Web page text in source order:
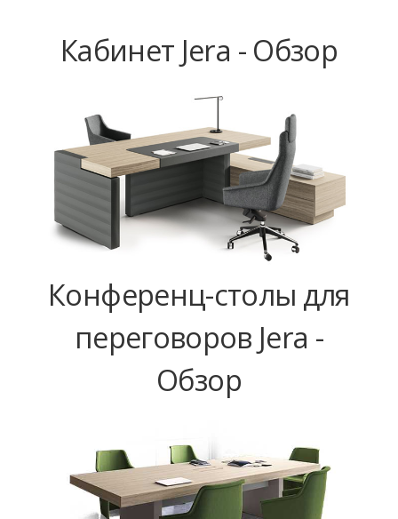
Кабинет Jera - Обзор
Конференц-столы для
переговоров Jera -
Обзор